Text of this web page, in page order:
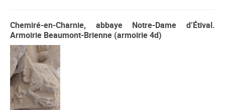
Chemiré-en-Charnie, abbaye Notre-Dame d’Étival.
Armoirie Beaumont-Brienne (armoirie 4d)